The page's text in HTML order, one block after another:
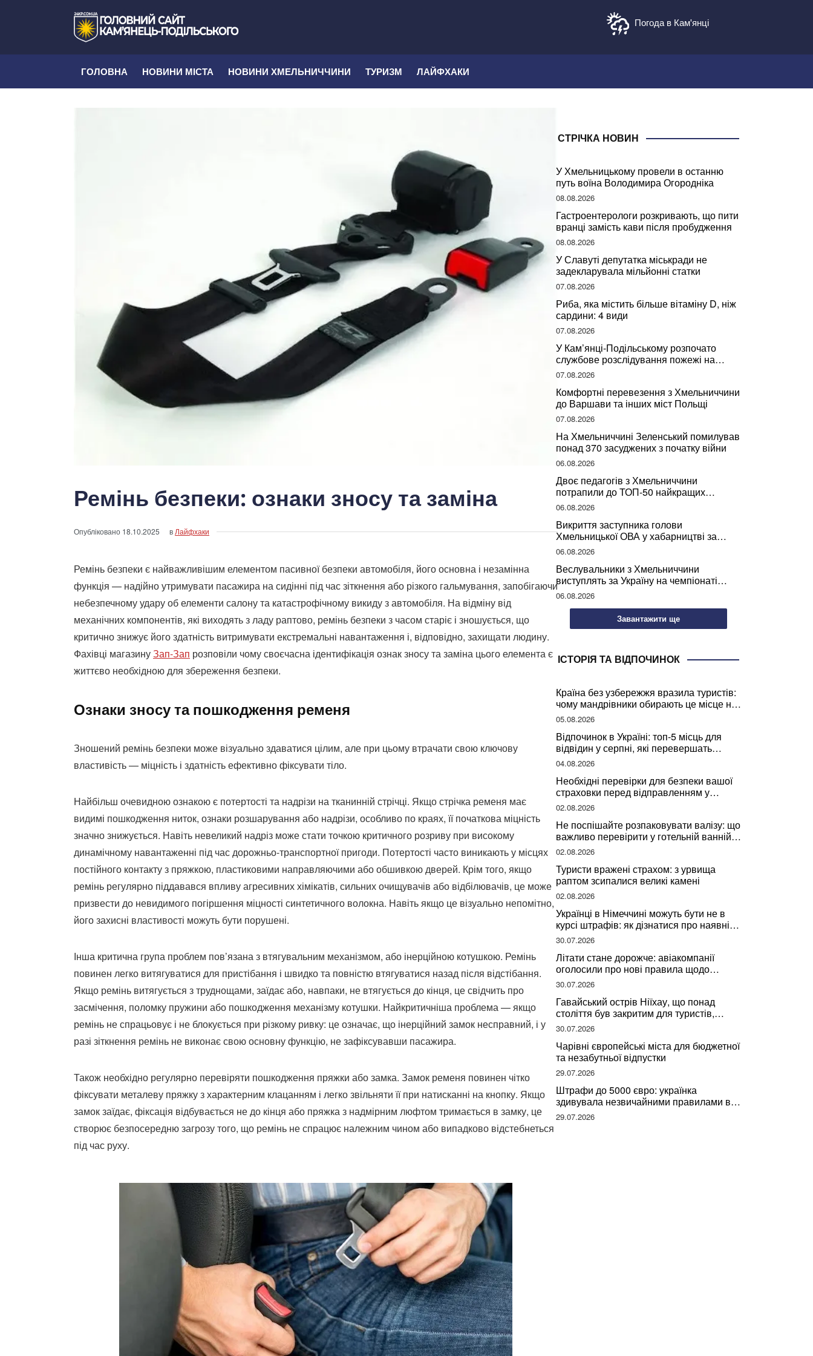
Погода в Кам'янці
ГОЛОВНА НОВИНИ МІСТА НОВИНИ ХМЕЛЬНИЧЧИНИ ТУРИЗМ ЛАЙФХАКИ
Ремінь безпеки: ознаки зносу та заміна
Опубліковано 18.10.2025 в Лайфхаки
Ремінь безпеки є найважливішим елементом пасивної безпеки автомобіля, його основна і незамінна
функція — надійно утримувати пасажира на сидінні під час зіткнення або різкого гальмування, запобігаючи
небезпечному удару об елементи салону та катастрофічному викиду з автомобіля. На відміну від
механічних компонентів, які виходять з ладу раптово, ремінь безпеки з часом старіє і зношується, що
критично знижує його здатність витримувати екстремальні навантаження і, відповідно, захищати людину.
Фахівці магазинуЗап-Зап розповіли чому своєчасна ідентифікація ознак зносу та заміна цього елемента є
життєво необхідною для збереження безпеки.
Ознаки зносу та пошкодження ременя
Зношений ремінь безпеки може візуально здаватися цілим, але при цьому втрачати свою ключову
властивість — міцність і здатність ефективно фіксувати тіло.
Найбільш очевидною ознакою є потертості та надрізи на тканинній стрічці. Якщо стрічка ременя має
видимі пошкодження ниток, ознаки розшарування або надрізи, особливо по краях, її початкова міцність
значно знижується. Навіть невеликий надріз може стати точкою критичного розриву при високому
динамічному навантаженні під час дорожньо-транспортної пригоди. Потертості часто виникають у місцях
постійного контакту з пряжкою, пластиковими направляючими або обшивкою дверей. Крім того, якщо
ремінь регулярно піддавався впливу агресивних хімікатів, сильних очищувачів або відбілювачів, це може
призвести до невидимого погіршення міцності синтетичного волокна. Навіть якщо це візуально непомітно,
його захисні властивості можуть бути порушені.
Інша критична група проблем пов’язана з втягувальним механізмом, або інерційною котушкою. Ремінь
повинен легко витягуватися для пристібання і швидко та повністю втягуватися назад після відстібання.
Якщо ремінь витягується з труднощами, заїдає або, навпаки, не втягується до кінця, це свідчить про
засмічення, поломку пружини або пошкодження механізму котушки. Найкритичніша проблема — якщо
ремінь не спрацьовує і не блокується при різкому ривку: це означає, що інерційний замок несправний, і у
разі зіткнення ремінь не виконає свою основну функцію, не зафіксувавши пасажира.
Також необхідно регулярно перевіряти пошкодження пряжки або замка. Замок ременя повинен чітко
фіксувати металеву пряжку з характерним клацанням і легко звільняти її при натисканні на кнопку. Якщо
замок заїдає, фіксація відбувається не до кінця або пряжка з надмірним люфтом тримається в замку, це
створює безпосередню загрозу того, що ремінь не спрацює належним чином або випадково відстебнеться
під час руху.
СТРІЧКА НОВИН
У Хмельницькому провели в останню
путь воїна Володимира Огородніка
08.08.2026
Гастроентерологи розкривають, що пити
вранці замість кави після пробудження
08.08.2026
У Славуті депутатка міськради не
задекларувала мільйонні статки
07.08.2026
Риба, яка містить більше вітаміну D, ніж
сардини: 4 види
07.08.2026
У Кам’янці-Подільському розпочато
службове розслідування пожежі на
сміттєзвалищі
07.08.2026
Комфортні перевезення з Хмельниччини
до Варшави та інших міст Польщі
07.08.2026
На Хмельниччині Зеленський помилував
понад 370 засуджених з початку війни
06.08.2026
Двоє педагогів з Хмельниччини
потрапили до ТОП-50 найкращих
учителів України
06.08.2026
Викриття заступника голови
Хмельницької ОВА у хабарництві за
підписання контрактів на ремонт доріг
06.08.2026
Веслувальники з Хмельниччини
виступлять за Україну на чемпіонаті
світу
06.08.2026
Завантажити ще
ІСТОРІЯ ТА ВІДПОЧИНОК
Країна без узбережжя вразила туристів:
чому мандрівники обирають це місце на
відпочинок
05.08.2026
Відпочинок в Україні: топ-5 місць для
відвідин у серпні, які перевершать
закордонні враження
04.08.2026
Необхідні перевірки для безпеки вашої
страховки перед відправленням у
подорож
02.08.2026
Не поспішайте розпаковувати валізу: що
важливо перевірити у готельній ванній
за словами досвідченої мандрівниці
02.08.2026
Туристи вражені страхом: з урвища
раптом зсипалися великі камені
02.08.2026
Українці в Німеччині можуть бути не в
курсі штрафів: як дізнатися про наявні
борги
30.07.2026
Літати стане дорожче: авіакомпанії
оголосили про нові правила щодо
вибору місць
30.07.2026
Гавайський острів Ніїхау, що понад
століття був закритим для туристів,
починає приймати перших відвідувачів
30.07.2026
Чарівні європейські міста для бюджетної
та незабутньої відпустки
29.07.2026
Штрафи до 5000 євро: українка
здивувала незвичайними правилами в
Німеччині та поділилася правдою
29.07.2026